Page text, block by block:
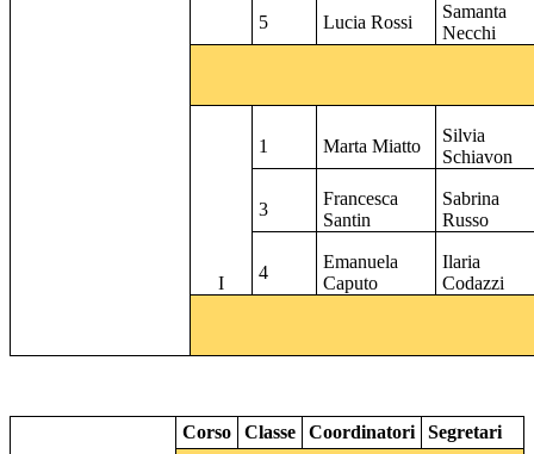
5 Lucia Rossi
Samanta
Necchi
I
1 Marta Miatto
Silvia
Schiavon
3
Francesca
Santin
Sabrina
Russo
4
Emanuela
Caputo
Ilaria
Codazzi
Corso Classe Coordinatori Segretari